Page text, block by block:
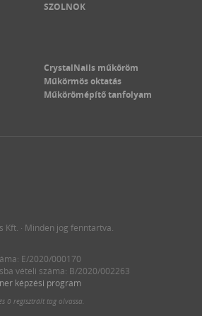
SZOLNOK
CrystalNails műköröm
Műkörmös oktatás
Műkörömépítő tanfolyam
· Minden jog fenntartva.
E/2020/000170
vételi száma: B/2020/002263
képzési program
0 regisztrált tag olvassa.